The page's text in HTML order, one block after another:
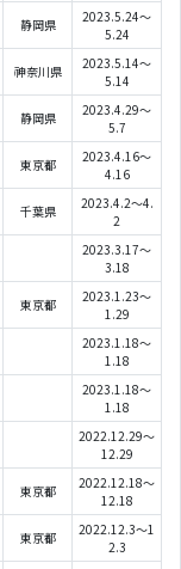
静岡県
2023.5.24～
5.24
神奈川県
2023.5.14～
5.14
静岡県
2023.4.29～
5.7
東京都
2023.4.16～
4.16
千葉県
2023.4.2～4.
2
2023.3.17～
3.18
東京都
2023.1.23～
1.29
2023.1.18～
1.18
2023.1.18～
1.18
2022.12.29～
12.29
東京都
2022.12.18～
12.18
東京都
2022.12.3～1
2.3